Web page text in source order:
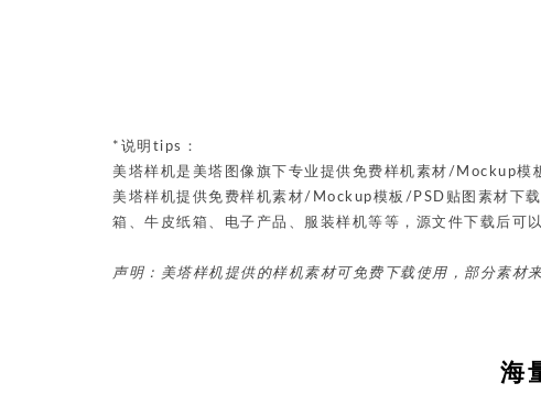
*说明tips：
美塔样机是美塔图像旗下专业提供免费样机素材/Mockup模
美塔样机提供免费样机素材/Mockup模板/PSD贴图素材下
箱、牛皮纸箱、电子产品、服装样机等等，源文件下载后可
声明：美塔样机提供的样机素材可免费下载使用，部分素材
海